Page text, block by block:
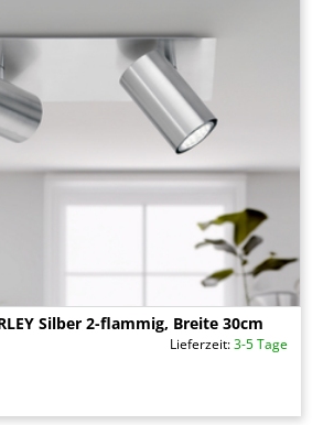
Silber 2-flammig, Breite 30cm
Lieferzeit:3-5 Tage